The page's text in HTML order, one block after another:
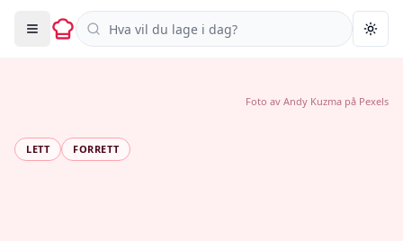
Søk i oppskrifter
LETT FORRETT
Foto av Andy Kuzma på Pexels